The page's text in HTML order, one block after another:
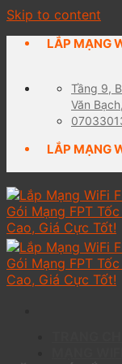
Skip to content
LẮP MẠNG
Tầng 9,
Văn
LẮP MẠNG